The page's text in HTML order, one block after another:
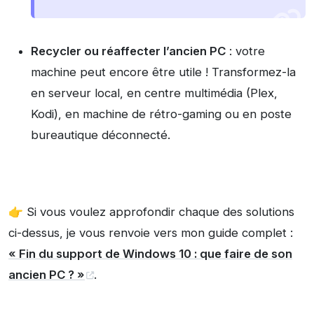
Recycler ou réaffecter l’ancien PC : votre
machine peut encore être utile ! Transformez-la
en serveur local, en centre multimédia (Plex,
Kodi), en machine de rétro-gaming ou en poste
bureautique déconnecté.
👉 Si vous voulez approfondir chaque des solutions
ci-dessus, je vous renvoie vers mon guide complet :
« Fin du support de Windows 10 : que faire de son
ancien PC ? »
.